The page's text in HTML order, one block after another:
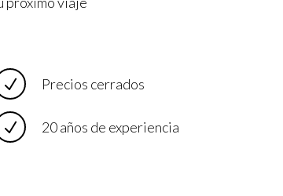
Precios cerrados
20 años de experiencia